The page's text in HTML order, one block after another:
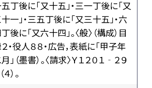
丁後に「又十五」・三一丁後に「又
一」・三五丁後に「又三十五」・六
後に「又六十四」。〈般〉（構成）目
・役人８８・広告，表紙に「甲子年
」（墨書）。〈請求〉Ｙ１２０１‐２９
４）。